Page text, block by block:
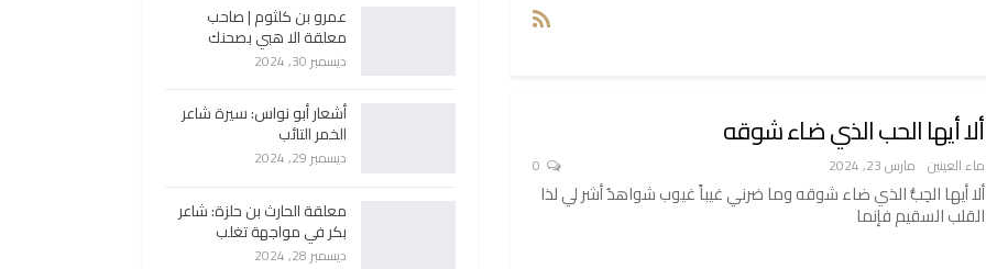
ألا أيها الحب الذي ضاء شوقه
ماء العينين مارس 23, 2024
ألا أيها الحِبُّ الذي ضاء شوقه وما ضرني غيباً غيوب شواهدُ أشر لي لذا
القلب السقيم فإنما
عمرو بن كلثوم | صاحب
معلقة الا هبي بصحنك
ديسمبر 30, 2024
أشعار أبو نواس: سيرة شاعر
الخمر التائب
ديسمبر 29, 2024
معلقة الحارث بن حلزة: شاعر
بكر في مواجهة تغلب
ديسمبر 28, 2024